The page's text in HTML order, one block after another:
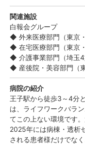
関連施設
白報会グループ
◆ 外来医療部門（東京
◆ 在宅医療部門（東京
◆ 介護事業部門（埼玉4
◆ 産後院・美容部門（
病院の紹介
王子駅から徒歩3～4分
は、ライフワークバラ
てこの上ない環境です
2025年には病棟・透析
される患者様だけでな